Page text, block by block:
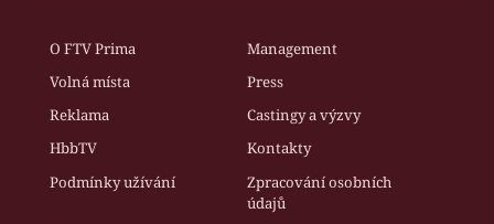
O FTV Prima
Management
Volná místa
Press
Reklama
Castingy a výzvy
HbbTV
Kontakty
Podmínky užívání
Zpracování osobních
údajů